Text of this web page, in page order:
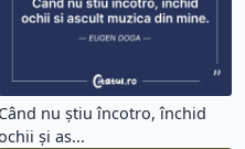
Când nu știu încotro, închid
și as...